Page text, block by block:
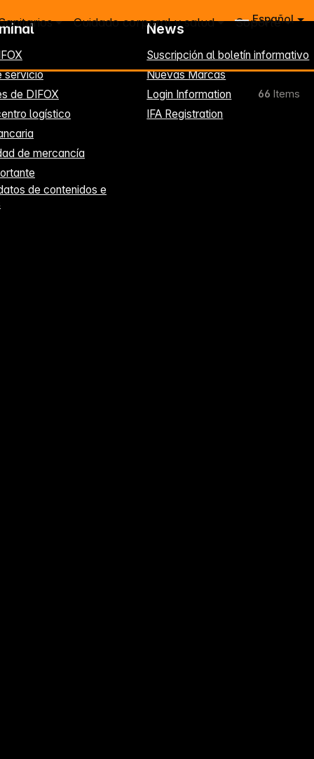
Español
Cuidado corporal y salud Soporte
66 Items
servicio
de DIFOX
logístico
de mercancía
de contenidos e
News
Suscripción al boletín informativo
Nuevas Marcas
Login Information
IFA Registration